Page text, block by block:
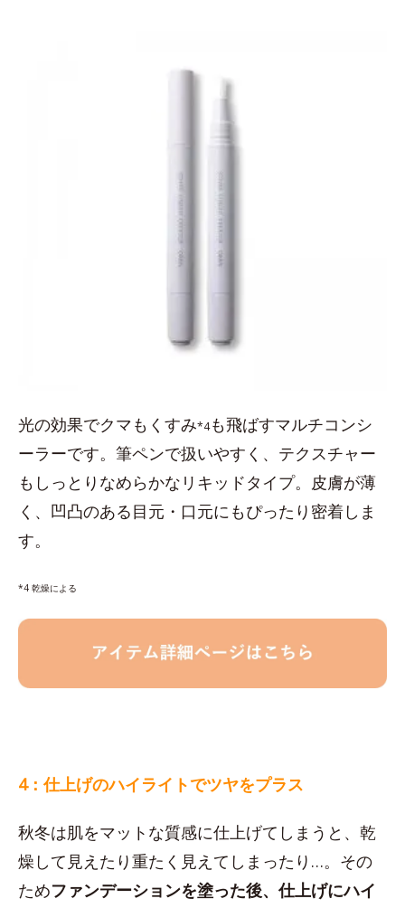
光の効果でクマもくすみ*4も飛ばすマルチコンシ
ーラーです。筆ペンで扱いやすく、テクスチャー
もしっとりなめらかなリキッドタイプ。皮膚が薄
く、凹凸のある目元・口元にもぴったり密着しま
す。
*4 乾燥による
4：仕上げのハイライトでツヤをプラス
秋冬は肌をマットな質感に仕上げてしまうと、乾
燥して見えたり重たく見えてしまったり…。その
ためファンデーションを塗った後、仕上げにハイ